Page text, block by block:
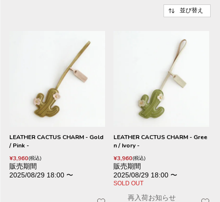
並び替え
LEATHER CACTUS CHARM - Gold
/ Pink -
¥3,960 税込
販売期間
2025/08/29 18:00 〜
LEATHER CACTUS CHARM - Gree
n / Ivory -
¥3,960 税込
販売期間
2025/08/29 18:00 〜
SOLD OUT
再入荷お知らせ